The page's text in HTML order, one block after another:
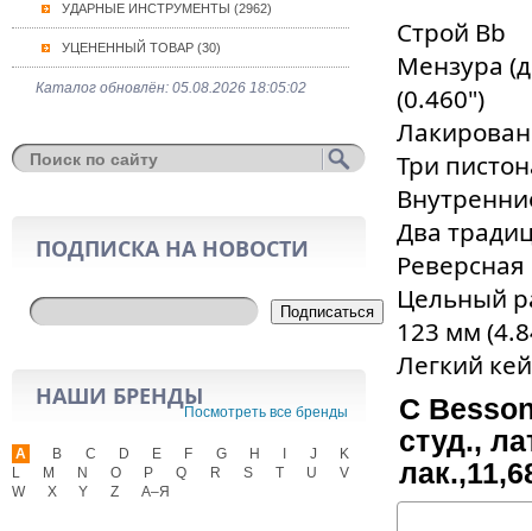
УДАРНЫЕ ИНСТРУМЕНТЫ (2962)
УЦЕНЕННЫЙ ТОВАР (30)
Каталог обновлён: 05.08.2026 18:05:02
ПОДПИСКА НА НОВОСТИ
Подписаться
НАШИ БРЕНДЫ
Посмотреть все бренды
A B C D E F G H J
K
L
M N O P Q R S T U
V
W
X Y Z А–Я
Строй Bb
Мензура
(0.460")
Три
Два
Цельный
123 мм
Легкий
С
студ.,